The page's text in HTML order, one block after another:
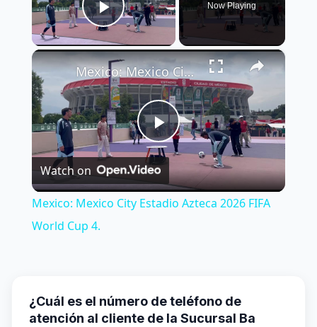
Play Video
Now Playing
×
Play
Video
Mexico: Mexico City Estadio Azteca 2026 FIFA World Cup 4.
Watch on
Mexico: Mexico City Estadio Azteca 2026 FIFA
World Cup 4.
¿Cuál es el número de teléfono de
atención al cliente de la Sucursal Ba